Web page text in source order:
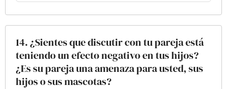
14. ¿Sientes que discutir con tu pareja está
teniendo un efecto negativo en tus hijos?
¿Es su pareja una amenaza para usted, sus
hijos o sus mascotas?